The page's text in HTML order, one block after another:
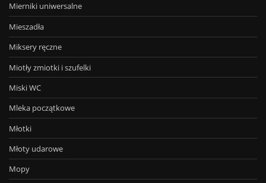
Mierniki uniwersalne
Mieszadła
Miksery ręczne
Miotły zmiotki i szufelki
Miski WC
Mleka początkowe
Młotki
Młoty udarowe
Mopy